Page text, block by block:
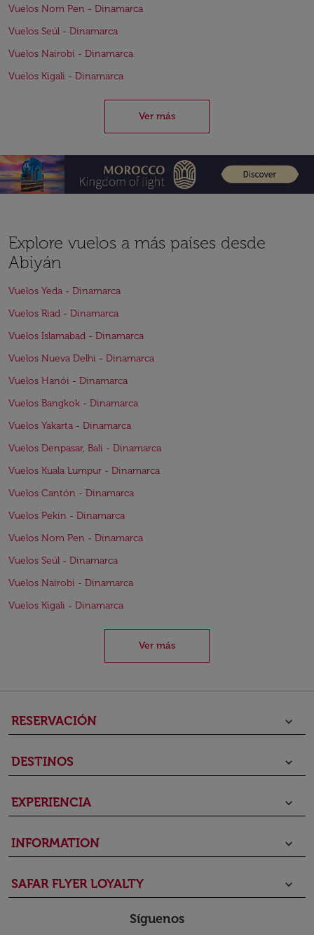
Vuelos Nom Pen - Dinamarca
Vuelos Seúl - Dinamarca
Vuelos Nairobi - Dinamarca
Vuelos Kigali - Dinamarca
Ver más
Explore vuelos a más países desde
Abiyán
Vuelos Yeda - Dinamarca
Vuelos Riad - Dinamarca
Vuelos Islamabad - Dinamarca
Vuelos Nueva Delhi - Dinamarca
Vuelos Hanói - Dinamarca
Vuelos Bangkok - Dinamarca
Vuelos Yakarta - Dinamarca
Vuelos Denpasar, Bali - Dinamarca
Vuelos Kuala Lumpur - Dinamarca
Vuelos Cantón - Dinamarca
Vuelos Pekín - Dinamarca
Vuelos Nom Pen - Dinamarca
Vuelos Seúl - Dinamarca
Vuelos Nairobi - Dinamarca
Vuelos Kigali - Dinamarca
Ver más
RESERVACIÓN keyboard_arrow_down
DESTINOS keyboard_arrow_down
EXPERIENCIA keyboard_arrow_down
INFORMATION keyboard_arrow_down
SAFAR FLYER LOYALTY keyboard_arrow_down
Síguenos